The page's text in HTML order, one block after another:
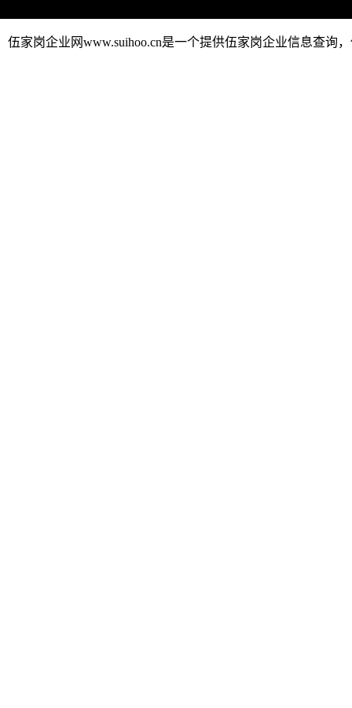
伍家岗企业网www.suihoo.cn是一个提供伍家岗企业信息查询